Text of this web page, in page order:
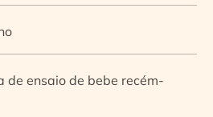
de ensaio de bebe recém-